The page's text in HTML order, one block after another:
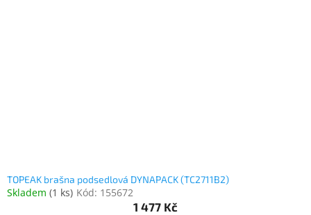
TOPEAK brašna podsedlová DYNAPACK (TC2711B2)
Skladem (1 ks) Kód: 155672
1 477 Kč